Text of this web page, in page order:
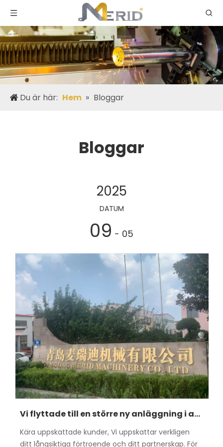
Du är här: Hem » Bloggar
Bloggar
2025
DATUM
09 - 05
Vi flyttade till en större ny anläggning i augusti 2025
Kära uppskattade kunder, Vi uppskattar verkligen
ditt långsiktiga förtroende och ditt partnerskap. För